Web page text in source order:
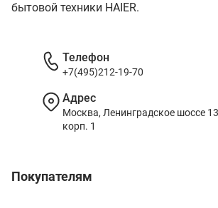
бытовой техники HAIER.
Покупателям
Телефон
+7(495)212-19-70
Адрес
Москва, Ленинградское шоссе
корп. 1